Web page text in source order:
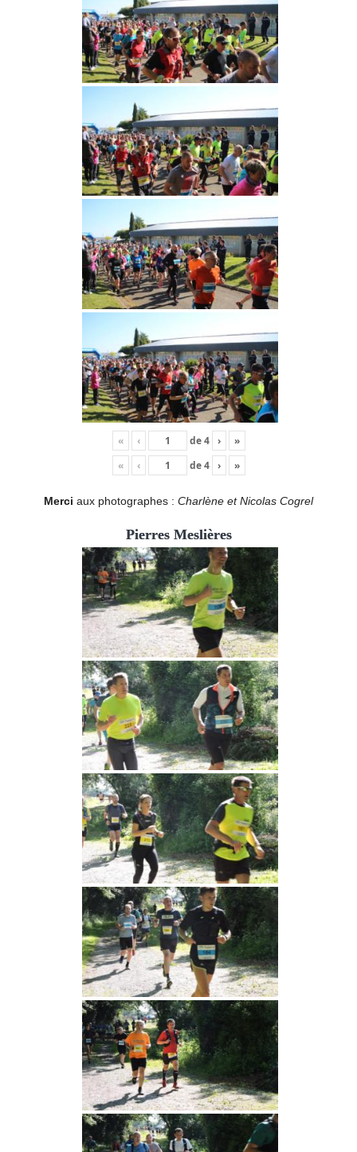
« ‹ de4 ›
»
«
‹ de4 › »
Merci aux photographes : Charlène et Nicolas Cogrel
Pierres Meslières